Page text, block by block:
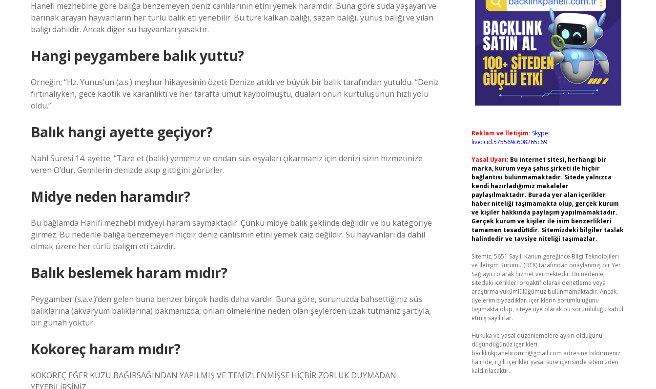
Hanefi mezhebine göre balığa benzemeyen deniz canlılarının etini yemek haramdır. Buna göre suda yaşayan ve
barınak arayan hayvanların her türlü balık eti yenebilir. Bu türe kalkan balığı, sazan balığı, yunus balığı ve yılan
balığı dahildir. Ancak diğer su hayvanları yasaktır.
Hangi peygambere balık yuttu?
Örneğin; “Hz. Yunus’un (a.s.) meşhur hikayesinin özeti: Denize atıldı ve büyük bir balık tarafından yutuldu. “Deniz
fırtınalıyken, gece kaotik ve karanlıktı ve her tarafta umut kaybolmuştu, duaları onun kurtuluşunun hızlı yolu
oldu.”
Balık hangi ayette geçiyor?
Nahl Suresi 14. ayette; “Taze et (balık) yemeniz ve ondan süs eşyaları çıkarmanız için denizi sizin hizmetinize
veren O’dur. Gemilerin denizde akıp gittiğini görürler.
Midye neden haramdır?
Bu bağlamda Hanifi mezhebi midyeyi haram saymaktadır. Çünkü midye balık şeklinde değildir ve bu kategoriye
girmez. Bu nedenle balığa benzemeyen hiçbir deniz canlısının etini yemek caiz değildir. Su hayvanları da dahil
olmak üzere her türlü balığın eti caizdir.
Balık beslemek haram mıdır?
Peygamber (s.a.v.)’den gelen buna benzer birçok hadis daha vardır. Buna göre, sorunuzda bahsettiğiniz süs
balıklarına (akvaryum balıklarına) bakmanızda, onları ölmelerine neden olan şeylerden uzak tutmanız şartıyla,
bir günah yoktur.
Kokoreç haram mıdır?
KOKOREÇ EĞER KUZU BAĞIRSAĞINDAN YAPILMIŞ VE TEMİZLENMİŞSE HİÇBİR ZORLUK DUYMADAN
Reklam ve İletişim: Skype:
live:.cid.575569c608265c69
Yasal Uyarı: Bu internet sitesi, herhangi bir
marka, kurum veya şahıs şirketi ile hiçbir
bağlantısı bulunmamaktadır. Sitede yalnızca
kendi hazırladığımız makaleler
paylaşılmaktadır. Burada yer alan içerikler
haber niteliği taşımamakta olup, gerçek kurum
ve kişiler hakkında paylaşım yapılmamaktadır.
Gerçek kurum ve kişiler ile isim benzerlikleri
tamamen tesadüfidir. Sitemizdeki bilgiler taslak
halindedir ve tavsiye niteliği taşımazlar.
Sitemiz, 5651 Sayılı Kanun gereğince Bilgi Teknolojileri
ve İletişim Kurumu (BTK) tarafından onaylanmış bir Yer
Sağlayıcı olarak hizmet vermektedir. Bu nedenle,
sitedeki içerikleri proaktif olarak denetleme veya
araştırma yükümlülüğümüz bulunmamaktadır. Ancak,
üyelerimiz yazdıkları içeriklerin sorumluluğunu
taşımakta olup, siteye üye olarak bu sorumluluğu kabul
etmiş sayılırlar.
Hukuka ve yasal düzenlemelere aykırı olduğunu
düşündüğünüz içerikleri,
backlinkpanelicomtr@gmail.com adresine bildirmeniz
halinde, ilgili içerikler yasal süre içerisinde sitemizden
kaldırılacaktır.